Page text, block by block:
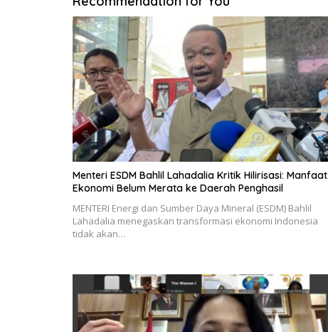
Menteri ESDM Bahlil Lahadalia Kritik Hilirisasi: Manfaat
Ekonomi Belum Merata ke Daerah Penghasil
MENTERI Energi dan Sumber Daya Mineral (ESDM) Bahlil
Lahadalia menegaskan transformasi ekonomi Indonesia
tidak akan…